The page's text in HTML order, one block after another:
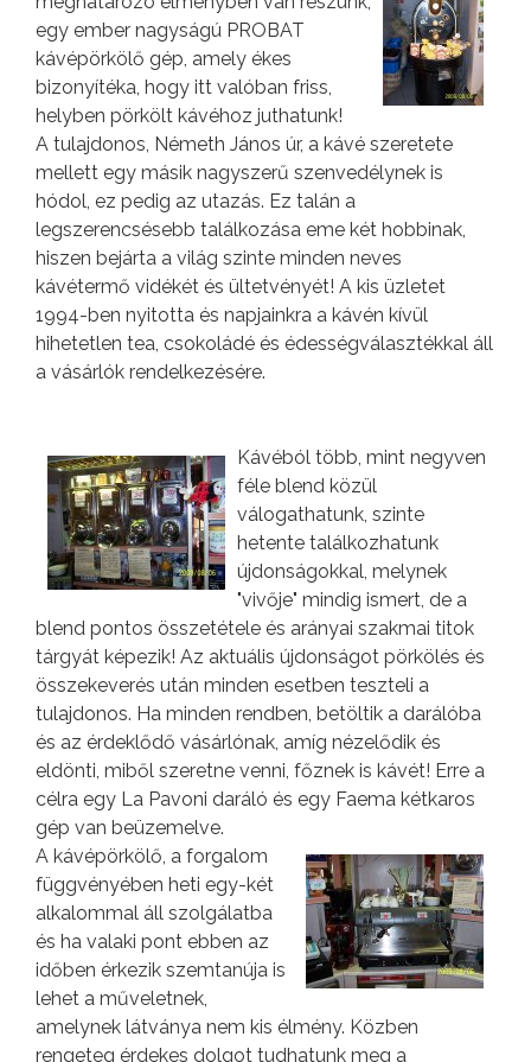
egy ember nagyságú PROBAT
kávépörkölő gép, amely ékes
bizonyítéka, hogy itt valóban friss,
helyben pörkölt kávéhoz juthatunk!
A tulajdonos, Németh János úr, a kávé szeretete
mellett egy másik nagyszerű szenvedélynek is
hódol, ez pedig az utazás. Ez talán a
legszerencsésebb találkozása eme két hobbinak,
hiszen bejárta a világ szinte minden neves
kávétermő vidékét és ültetvényét! A kis üzletet
1994-ben nyitotta és napjainkra a kávén kívül
hihetetlen tea, csokoládé és édességválasztékkal áll
a vásárlók rendelkezésére.
Kávéból több, mint negyven
féle blend közül
válogathatunk, szinte
hetente találkozhatunk
újdonságokkal, melynek
"vivője" mindig ismert, de a
blend pontos összetétele és arányai szakmai titok
tárgyát képezik! Az aktuális újdonságot pörkölés és
összekeverés után minden esetben teszteli a
tulajdonos. Ha minden rendben, betöltik a darálóba
és az érdeklődő vásárlónak, amíg nézelődik és
eldönti, miből szeretne venni, főznek is kávét! Erre a
célra egy La Pavoni daráló és egy Faema kétkaros
gép van beüzemelve.
A kávépörkölő, a forgalom
függvényében heti egy-két
alkalommal áll szolgálatba
és ha valaki pont ebben az
időben érkezik szemtanúja is
lehet a műveletnek,
amelynek látványa nem kis élmény. Közben
rengeteg érdekes dolgot tudhatunk meg a